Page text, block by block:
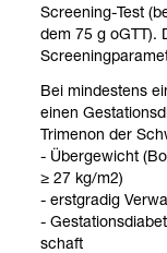
Scree­ning-​Test
dem 75 g oGTT).
Bei min­des­tens
einen
Tri­me­non der
- Über­ge­wicht
≥ 27 kg/m2)
- erst­gra­dig
-
schaft